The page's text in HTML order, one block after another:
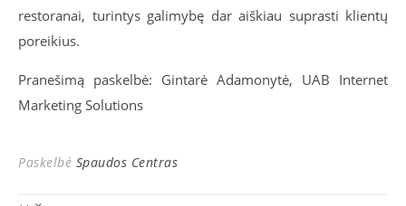
restoranai, turintys galimybę dar aiškiau suprasti klientų
poreikius.
Pranešimą paskelbė: Gintarė Adamonytė, UAB Internet
Marketing Solutions
Paskelbė Spaudos Centras